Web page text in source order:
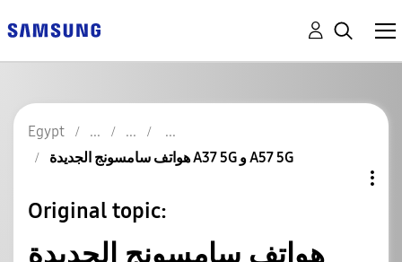
Egypt
هواتف سامسونج الجديدة A37 5G و A57 5G
Original topic:
هواتف سامسونج الجديدة